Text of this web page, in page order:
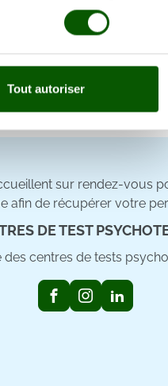
sur les cookies.
Tout autoriser
sur rendez-vous
afin de récupérer votre
DE TEST
des centres de tests